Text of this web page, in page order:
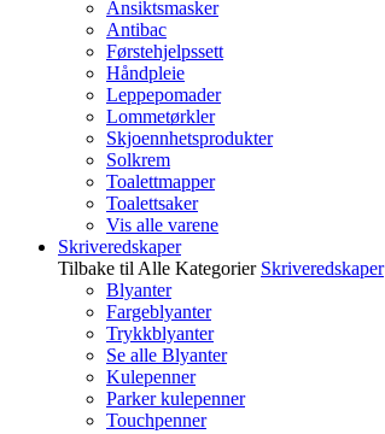
Ansiktsmasker
Antibac
Førstehjelpssett
Håndpleie
Leppepomader
Lommetørkler
Skjoennhetsprodukter
Solkrem
Toalettmapper
Toalettsaker
Vis alle varene
Skriveredskaper
Tilbake til Alle Kategorier Skriveredskaper
Blyanter
Fargeblyanter
Trykkblyanter
Se alle Blyanter
Kulepenner
Parker kulepenner
Touchpenner